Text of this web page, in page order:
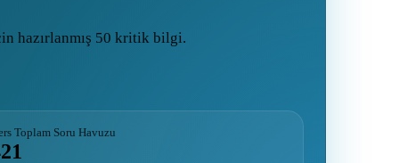
hazırlanmış 50 kritik bilgi.
Toplam Soru Havuzu